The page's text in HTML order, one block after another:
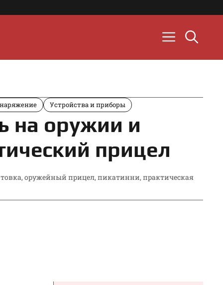
Устройства и приборы
на оружии и
прицел
, оружейный прицел, пикатинни, практическая